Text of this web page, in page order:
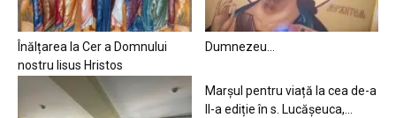
Înălțarea la Cer a Domnului
nostru Iisus Hristos
Dumnezeu…
Marșul pentru viață la cea de-a
II-a ediție în s. Lucășeuca,...